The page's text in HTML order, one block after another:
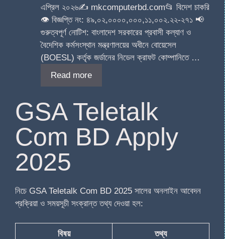
এপ্রিল ২০২৬✍️ mkcomputerbd.com📂 বিদেশ চাকরি
👁️ বিজ্ঞপ্তি নং: ৪৯,০২,০০০০,০০০,১১,০০২.২২-২৭১ 📢
গুরুত্বপূর্ণ নোটিশ: বাংলাদেশ সরকারের প্রবাসী কল্যাণ ও
বৈদেশিক কর্মসংস্থান মন্ত্রণালয়ের অধীনে বোয়েসেল
(BOESL) কর্তৃক জর্ডানের নিডেল ক্রাফট কোম্পানিতে …
Read more
GSA Teletalk
Com BD Apply
2025
নিচে GSA Teletalk Com BD 2025 সালের অনলাইন আবেদন
প্রক্রিয়া ও সময়সূচী সংক্রান্ত তথ্য দেওয়া হল:
বিষয় তথ্য